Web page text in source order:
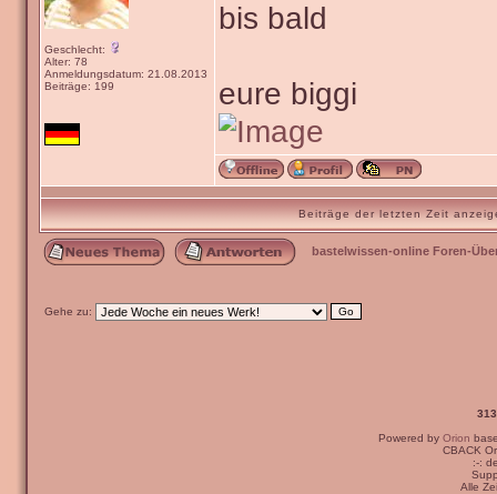
Geschlecht:
Alter: 78
Anmeldungsdatum: 21.08.2013
Beiträge: 199
bis bald
eure biggi
Beiträge der letzten Zeit
bastelwissen-online Foren-
Gehe zu:
Powered by Orion
CBACK
:-:
Alle